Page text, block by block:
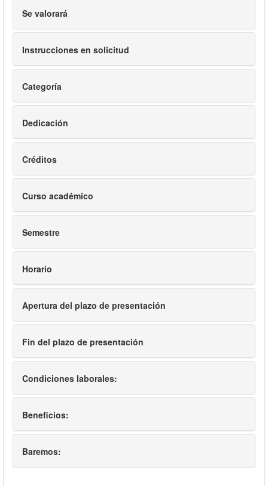
Se valorará
Instrucciones en solicitud
Categoría
Dedicación
Créditos
Curso académico
Semestre
Horario
Apertura del plazo de presentación
Fin del plazo de presentación
Condiciones laborales:
Beneficios:
Baremos: